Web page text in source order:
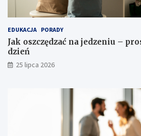
EDUKACJA PORADY
Jak oszczędzać na jedzeniu –
dzień
25 lipca 2026